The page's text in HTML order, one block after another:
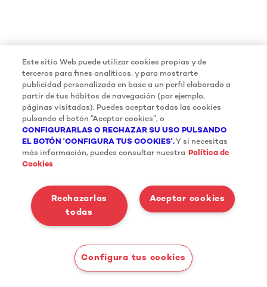
Este sitio Web puede utilizar cookies propias y de
terceros para fines analíticos, y para mostrarte
publicidad personalizada en base a un perfil elaborado a
partir de tus hábitos de navegación (por ejemplo,
páginas visitadas). Puedes aceptar todas las cookies
pulsando el botón “Aceptar cookies”, o
CONFIGURARLAS O RECHAZAR SU USO PULSANDO
EL BOTÓN 'CONFIGURA TUS COOKIES'. Y si necesitas
más información, puedes consultar nuestra Política de
Cookies
Aceptar cookies
Rechazarlas
todas
Configura tus cookies